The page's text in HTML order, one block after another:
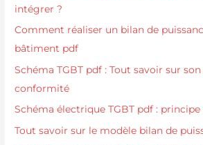
intégrer ?
Comment réaliser un bilan de
bâtiment pdf
Schéma TGBT pdf : Tout savoir sur
conformité
Schéma électrique TGBT pdf :
Tout savoir sur le modèle bilan de